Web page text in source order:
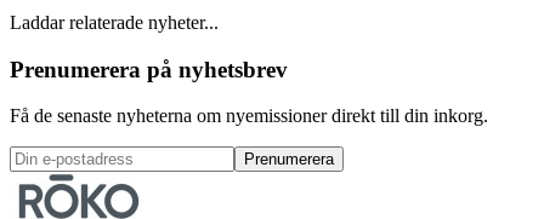
Laddar relaterade nyheter...
Prenumerera på nyhetsbrev
Få de senaste nyheterna om nyemissioner direkt till din inkorg.
Prenumerera